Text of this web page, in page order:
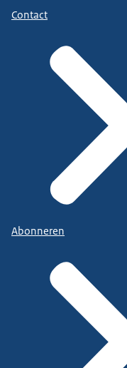
Contact
Abonneren